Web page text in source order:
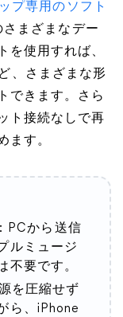
プ専用のソフト
まざまなデー
を使用すれば、
、さまざまな形
できます。さら
ト接続なしで再
ます。
：PCから送信
ルミュージ
不要です。
を圧縮せず
ら、iPhone